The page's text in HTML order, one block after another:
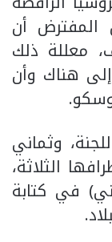
المفترض أن
معللة ذلك
هناك وأن
وثماني
الثلاثة،
في كتابة